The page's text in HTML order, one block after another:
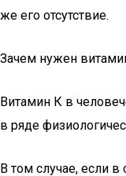
же его отсутствие.
Зачем нужен
Витамин К в
в ряде
В том случае, если в